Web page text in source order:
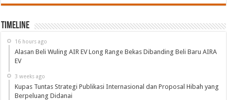
Timeline
16 hours ago
Alasan Beli Wuling AIR EV Long Range Bekas Dibanding Beli Baru AIRA
EV
3 weeks ago
Kupas Tuntas Strategi Publikasi Internasional dan Proposal Hibah yang
Berpeluang Didanai